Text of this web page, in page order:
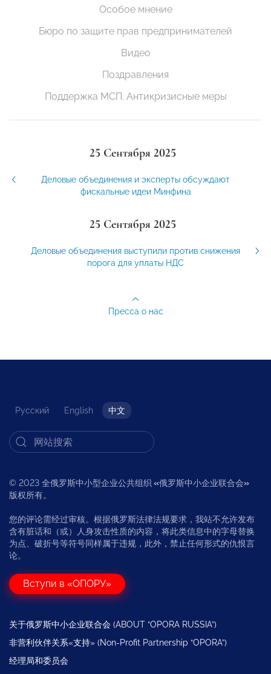
Особое мнение
Бюро по защите прав предпринимателей
Видео
Поздравления
Поддержка МСП. Антикризисные меры
25 Сентября 2025
Деловые объединения и эксперты обсуждают
фискальные идеи Минфина
25 Сентября 2025
Деловые объединения выступили против снижения
порога для уплаты НДС
Пресса о нас
Русский English 中文
© 2023 全俄罗斯中小型企业公共组织 «俄罗斯中小企业联合会»
版权所有。
您的评论需经过审核。根据俄罗斯法律法规要求，我站不允许发布
含有脏话和（或）人身攻击性质的内容，将此类信息中的字母替换
为点、破折号等符号同样属于违规，此外，禁止任何形式的仇恨言
论。
Вступи в «ОПОРУ»
关于俄罗斯中小企业联合会 (ABOUT “OPORA RUSSIA”)
非营利伙伴关系«支持» (Non-Profit Partnership “OPORA”)
经理局和委员会